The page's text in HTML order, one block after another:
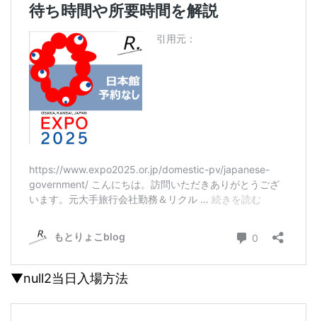
▼null2当日入場方法